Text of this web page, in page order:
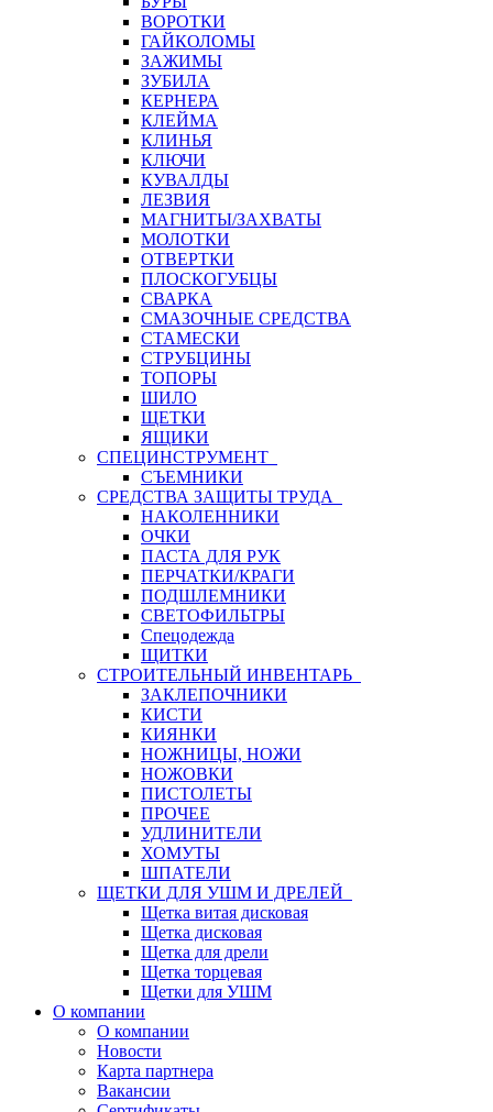
ВОРОТКИ
ГАЙКОЛОМЫ
ЗАЖИМЫ
ЗУБИЛА
КЕРНЕРА
КЛЕЙМА
КЛИНЬЯ
КЛЮЧИ
КУВАЛДЫ
ЛЕЗВИЯ
МАГНИТЫ/ЗАХВАТЫ
МОЛОТКИ
ОТВЕРТКИ
ПЛОСКОГУБЦЫ
СВАРКА
СМАЗОЧНЫЕ СРЕДСТВА
СТАМЕСКИ
СТРУБЦИНЫ
ТОПОРЫ
ШИЛО
ЩЕТКИ
ЯЩИКИ
СПЕЦИНСТРУМЕНТ
СЪЕМНИКИ
СРЕДСТВА ЗАЩИТЫ ТРУДА
НАКОЛЕННИКИ
ОЧКИ
ПАСТА ДЛЯ РУК
ПЕРЧАТКИ/КРАГИ
ПОДШЛЕМНИКИ
СВЕТОФИЛЬТРЫ
Спецодежда
ЩИТКИ
СТРОИТЕЛЬНЫЙ ИНВЕНТАРЬ
ЗАКЛЕПОЧНИКИ
КИСТИ
КИЯНКИ
НОЖНИЦЫ, НОЖИ
НОЖОВКИ
ПИСТОЛЕТЫ
ПРОЧЕЕ
УДЛИНИТЕЛИ
ХОМУТЫ
ШПАТЕЛИ
ЩЕТКИ ДЛЯ УШМ И ДРЕЛЕЙ
Щетка витая дисковая
Щетка дисковая
Щетка для дрели
Щетка торцевая
Щетки для УШМ
О компании
О компании
Новости
Карта партнера
Вакансии